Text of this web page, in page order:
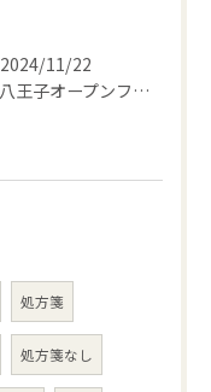
2024/11/22
【八王子オープンファクトリー薬局内見学タイムスケジュール】
処方箋
処方箋なし